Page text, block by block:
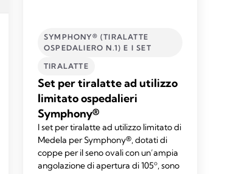
SYMPHONY® (TIRALATTE
OSPEDALIERO N.1) E I SET
TIRALATTE
Set per tiralatte ad utilizzo
limitato ospedalieri
Symphony®
I set per tiralatte ad utilizzo limitato di
Medela per Symphony®, dotati di
coppe per il seno ovali con un’ampia
angolazione di apertura di 105º, sono